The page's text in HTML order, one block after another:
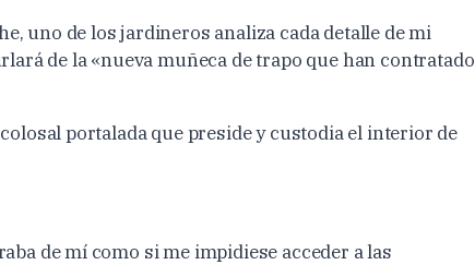
uno de los jardineros analiza cada detalle de mi
de la «nueva muñeca de trapo que han contratado
portalada que preside y custodia el interior de
de mí como si me impidiese acceder a las